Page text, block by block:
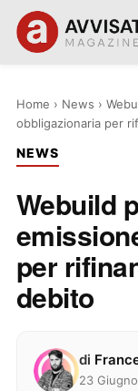
Home › News ›
obbligazionaria per
NEWS
Webuild
per
debito
di
23